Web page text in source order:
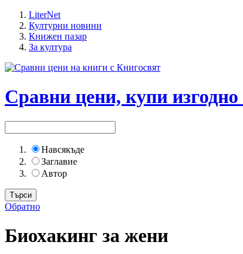
LiterNet
Културни новини
Книжен пазар
За култура
Сравни цени, купи
Навсякъде
Заглавие
Автор
Обратно
Биохакинг за жени